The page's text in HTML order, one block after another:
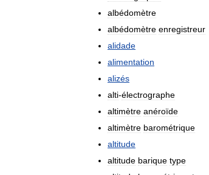
albédomètre
albédomètre enregistreur
alidade
alimentation
alizés
alti-électrographe
altimètre anéroïde
altimètre barométrique
altitude
altitude barique type